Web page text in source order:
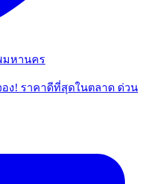
มหานคร
อง! ราคาดีที่สุดในตลาด ด่วน